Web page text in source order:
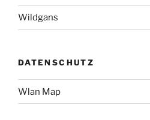
Wildgans
DATENSCHUTZ
Wlan Map